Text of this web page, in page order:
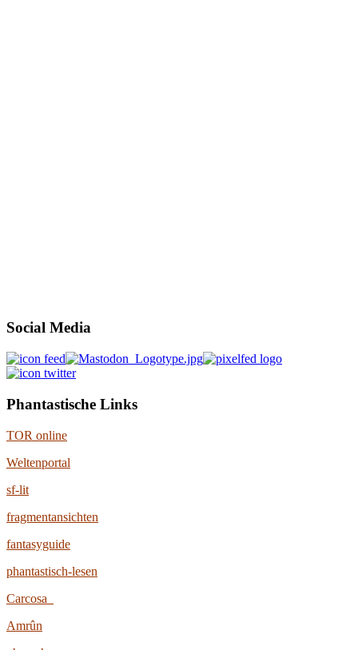
Social Media
Phantastische Links
TOR online
Weltenportal
sf-lit
fragmentansichten
fantasyguide
phantastisch-lesen
Carcosa
Amrûn